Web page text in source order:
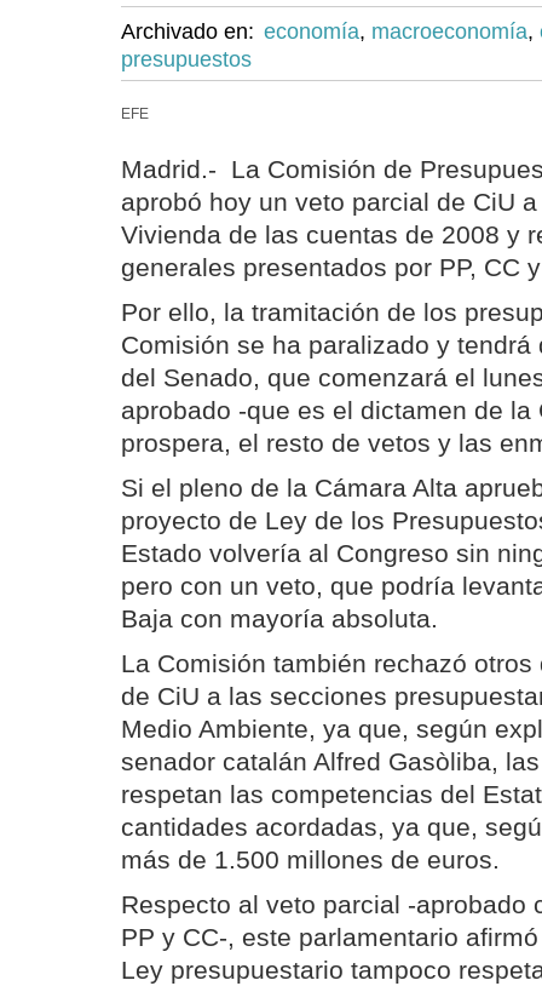
Archivado en: economía, macroeconomía,
presupuestos
EFE
Madrid.- La Comisión de
aprobó hoy un veto parcial de CiU
Vivienda de las cuentas de 2008 y
generales presentados por PP, CC
Por ello, la tramitación de los
Comisión se ha paralizado y
del Senado, que comenzará el
aprobado -que es el dictamen de la
prospera, el resto de vetos y las
Si el pleno de la Cámara Alta
proyecto de Ley de los
Estado volvería al Congreso sin
pero con un veto, que podría
Baja con mayoría absoluta.
La Comisión también rechazó
de CiU a las secciones
Medio Ambiente, ya que, según
senador catalán Alfred Gasòliba,
respetan las competencias del
cantidades acordadas, ya que,
más de 1.500 millones de euros.
Respecto al veto parcial -aprobado
PP y CC-, este parlamentario
Ley presupuestario tampoco